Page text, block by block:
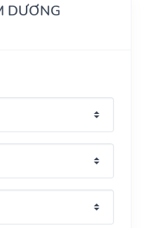
DƯƠNG